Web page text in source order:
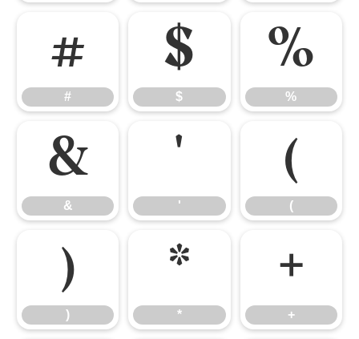
#
#
$
$
%
%
&
&
'
'
(
(
)
)
*
*
+
+